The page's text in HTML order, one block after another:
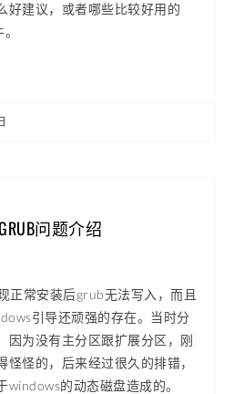
好建议，或者哪些比较好用的
问题介绍
正常安装后grub无法写入，而且
引导还顽强的存在。当时分
因为没有主分区跟扩展分区，刚
怪的，后来经过很久的排错，
的动态磁盘造成的。